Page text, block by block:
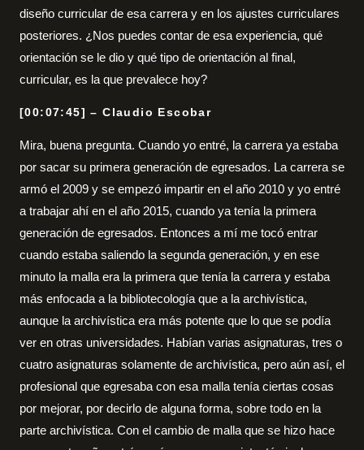
diseño curricular de esa carrera y en los ajustes curriculares
posteriores. ¿Nos puedes contar de esa experiencia, qué
orientación se le dio y qué tipo de orientación al final,
curricular, es la que prevalece hoy?
[00:07:45] – Claudio Escobar
Mira, buena pregunta. Cuando yo entré, la carrera ya estaba
por sacar su primera generación de egresados. La carrera se
armó el 2009 y se empezó impartir en el año 2010 y yo entré
a trabajar ahí en el año 2015, cuando ya tenía la primera
generación de egresados. Entonces a mí me tocó entrar
cuando estaba saliendo la segunda generación, y en ese
minuto la malla era la primera que tenía la carrera y estaba
más enfocada a la bibliotecología que a la archivística,
aunque la archivística era más potente que lo que se podía
ver en otras universidades. Habían varias asignaturas, tres o
cuatro asignaturas solamente de archivística, pero aún así, el
profesional que egresaba con esa malla tenía ciertas cosas
por mejorar, por decirlo de alguna forma, sobre todo en la
parte archivística. Con el cambio de malla que se hizo hace